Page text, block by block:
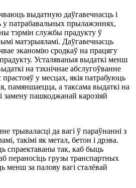
выдатную даўгавечнасць і
у патрабавальных прылажэннях,
тэрмін службы прадукту ў
матэрыяламі. Даўгавечнасць
эканомію сродкаў на працягу
Усталяваныя выдаткі менш
на тэхнічнае абслугоўванне
у месцах, якія патрабуюць
памяншаецца, а таксама выдаткі на
пашкоджанай карозіяй
трываласці да вагі ў параўнанні з
такімі як метал, бетон і дрэва.
спраектаваны так, каб быць
пераносіць грузы транспартных
менш за палову вагі сталёвай